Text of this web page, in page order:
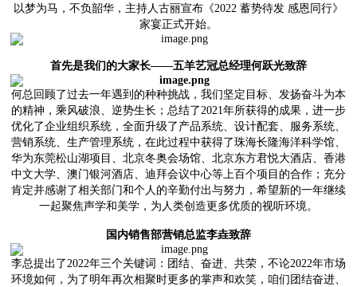
以梦为马，不负韶华，主持人古丽宣布《2022 蓄势待发 感恩同行》
家宴正式开始。
首先是我们的大家长——五羊艺冠总经理何跃光致辞
何总回顾了过去一年遇到的种种挑战，我们坚定目标、发扬奋斗为本
的精神，乘风破浪、逆势生长；总结了2021年所获得的成果，进一步
优化了企业组织系统，全面升级了产品系统、设计配套、服务系统、
营销系统、生产管理系统，在此过程中获得了珠海长隆海洋科学馆、
华为东莞松山湖项目、北京冬奥会场馆、北京东方君悦大酒店、香港
中文大学、澳门银河酒店、迪拜会议中心等上百个项目的合作；充分
肯定并感谢了相关部门和个人的辛勤付出与努力，希望新的一年继续
一起聚焦声学和美学，为人类创造更多优质的视听环境。
国内销售部营销总监李垚致辞
李总提出了2022年三个关键词：团结、奋进、共荣，不论2022年市场
环境如何，为了明年再次相聚时更多的掌声和欢笑，咱们团结奋进、